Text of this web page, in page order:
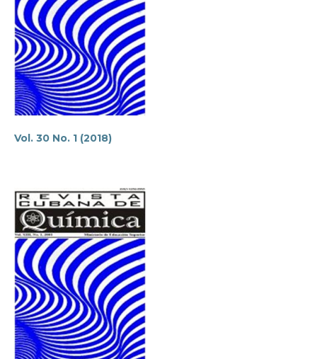
Vol. 30 No. 1 (2018)